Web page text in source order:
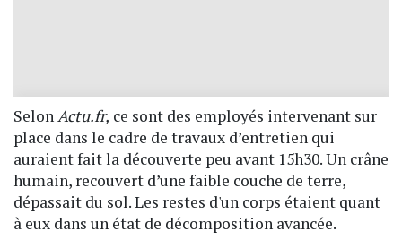
SelonActu.fr, ce sont des employés intervenant sur
place dans le cadre de travaux d’entretien qui
auraient fait la découverte peu avant 15h30. Un crâne
humain, recouvert d’une faible couche de terre,
dépassait du sol. Les restes d'un corps étaient quant
à eux dans un état de décomposition avancée.